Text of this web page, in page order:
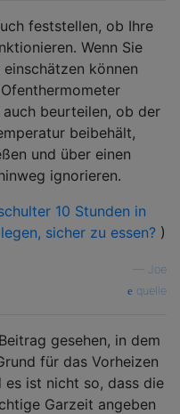
feststellen, ob Ihre
Wenn Sie
können
auch beurteilen, ob der
beibehält,
und über einen
ignorieren.
10 Stunden in
sicher zu essen? )
Joe
quelle
gesehen, in dem
für das Vorheizen
es ist nicht so, dass die
Garzeit angeben